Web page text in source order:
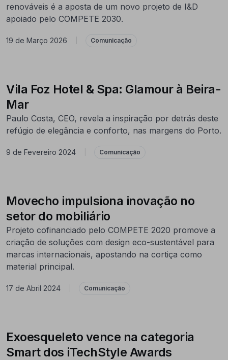
renováveis é a aposta de um novo projeto de I&D
apoiado pelo COMPETE 2030.
19 de Março 2026 Comunicação
Vila Foz Hotel & Spa: Glamour à Beira-
Mar
Paulo Costa, CEO, revela a inspiração por detrás deste
refúgio de elegância e conforto, nas margens do Porto.
9 de Fevereiro 2024 Comunicação
Movecho impulsiona inovação no
setor do mobiliário
Projeto cofinanciado pelo COMPETE 2020 promove a
criação de soluções com design eco-sustentável para
marcas internacionais, apostando na cortiça como
material principal.
17 de Abril 2024 Comunicação
Exoesqueleto vence na categoria
Smart dos iTechStyle Awards